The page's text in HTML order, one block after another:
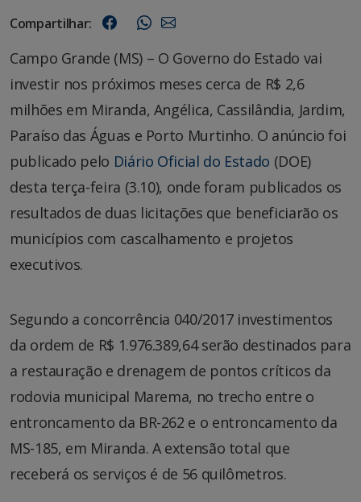
Compartilhar:
Campo Grande (MS) – O Governo do Estado vai
investir nos próximos meses cerca de R$ 2,6
milhões em Miranda, Angélica, Cassilândia, Jardim,
Paraíso das Águas e Porto Murtinho. O anúncio foi
publicado pelo Diário Oficial do Estado (DOE)
desta terça-feira (3.10), onde foram publicados os
resultados de duas licitações que beneficiarão os
municípios com cascalhamento e projetos
executivos.
Segundo a concorrência 040/2017 investimentos
da ordem de R$ 1.976.389,64 serão destinados para
a restauração e drenagem de pontos críticos da
rodovia municipal Marema, no trecho entre o
entroncamento da BR-262 e o entroncamento da
MS-185, em Miranda. A extensão total que
receberá os serviços é de 56 quilômetros.